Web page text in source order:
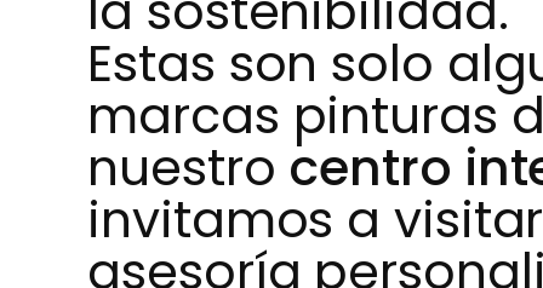
Estas son solo
marcas pinturas
nuestro centro
invitamos a
asesoría